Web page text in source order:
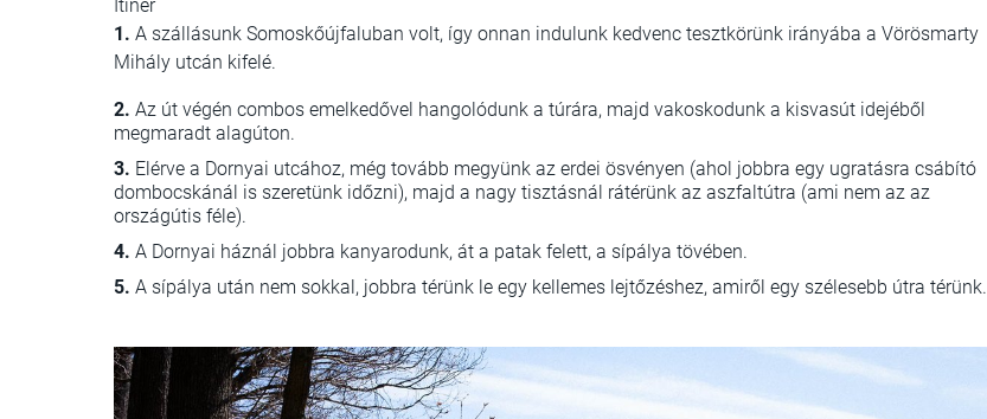
Itiner
1. A szállásunk Somoskőújfaluban volt, így onnan indulunk kedvenc tesztkörünk irányába a Vörösmarty
Mihály utcán kifelé.
2. Az út végén combos emelkedővel hangolódunk a túrára, majd vakoskodunk a kisvasút idejéből
megmaradt alagúton.
3. Elérve a Dornyai utcához, még tovább megyünk az erdei ösvényen (ahol jobbra egy ugratásra csábító
dombocskánál is szeretünk időzni), majd a nagy tisztásnál rátérünk az aszfaltútra (ami nem az az
országútis féle).
4. A Dornyai háznál jobbra kanyarodunk, át a patak felett, a sípálya tövében.
5. A sípálya után nem sokkal, jobbra térünk le egy kellemes lejtőzéshez, amiről egy szélesebb útra térünk.